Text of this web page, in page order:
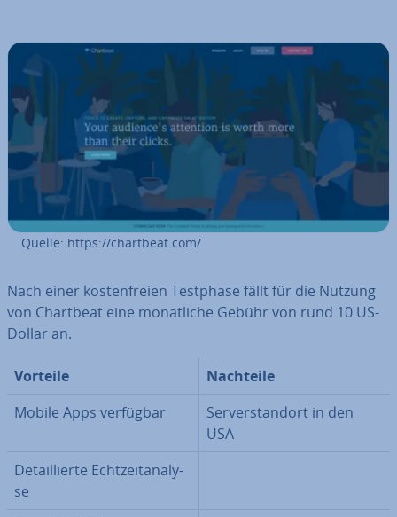
Quelle: https://chartbeat.com/
Nach einer kos­ten­frei­en Testphase fällt für die Nutzung
von Chartbeat eine mo­nat­li­che Gebühr von rund 10 US-
Dollar an.
Vorteile
Nachteile
Mobile Apps verfügbar
Ser­ver­stand­ort in den
USA
De­tail­lier­te Echt­zeit­ana­ly­
se